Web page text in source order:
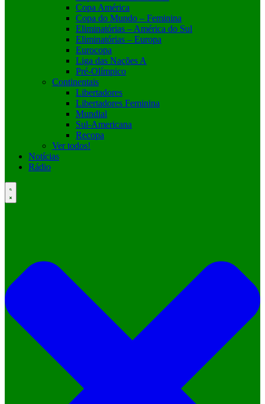
Copa América
Copa do Mundo – Feminina
Eliminatórias – América do Sul
Eliminatórias – Europa
Eurocopa
Liga das Nações A
Pré-Olímpico
Continentais
Libertadores
Libertadores Feminina
Mundial
Sul-Americana
Recopa
Ver todos!
Notícias
Rádio